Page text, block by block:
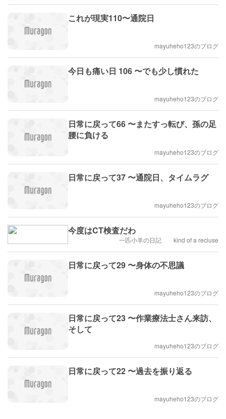
これが現実110〜通院日
mayuheho123のブログ
今日も痛い日 106 〜でも少し慣れた
mayuheho123のブログ
日常に戻って66 〜またすっ転び、孫の足
腰に負ける
mayuheho123のブログ
日常に戻って37 〜通院日、タイムラグ
mayuheho123のブログ
今度はCT検査だわ
一匹小羊の日記 kind of a recluse
日常に戻って29 〜身体の不思議
mayuheho123のブログ
日常に戻って23 〜作業療法士さん来訪、
そして
mayuheho123のブログ
日常に戻って22 〜過去を振り返る
mayuheho123のブログ